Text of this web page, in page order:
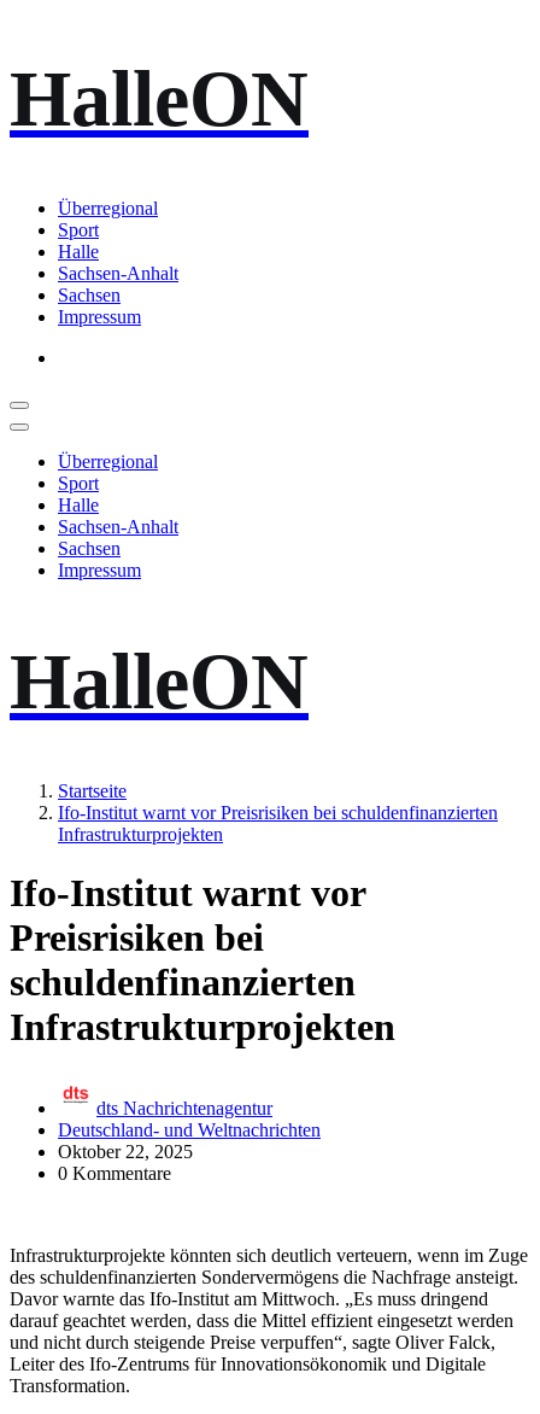
Inhalt
springen
HalleON
Überregional
Sport
Halle
Sachsen-Anhalt
Sachsen
Impressum
Überregional
Sport
Halle
Sachsen-Anhalt
Sachsen
Impressum
HalleON
Startseite
Ifo-Institut warnt vor Preisrisiken bei schuldenfinanzierten
Infrastrukturprojekten
Ifo-Institut warnt vor
Preisrisiken bei
schuldenfinanzierten
Infrastrukturprojekten
dts Nachrichtenagentur
Deutschland- und Weltnachrichten
Oktober 22, 2025
0 Kommentare
Infrastrukturprojekte könnten sich deutlich verteuern, wenn im Zuge
des schuldenfinanzierten Sondervermögens die Nachfrage ansteigt.
Davor warnte das Ifo-Institut am Mittwoch. „Es muss dringend
darauf geachtet werden, dass die Mittel effizient eingesetzt werden
und nicht durch steigende Preise verpuffen“, sagte Oliver Falck,
Leiter des Ifo-Zentrums für Innovationsökonomik und Digitale
Transformation.